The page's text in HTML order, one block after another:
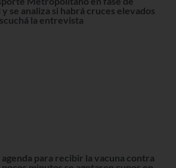
se analiza si habrá cruces elevados
la entrevista
para recibir la vacuna contra